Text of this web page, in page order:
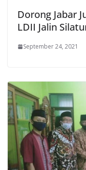
Dorong Jabar
LDII Jalin
September 24, 2021